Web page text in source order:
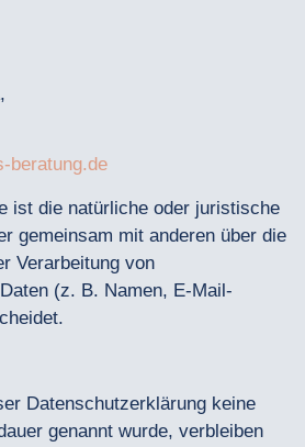
beratung.de
ist die natürliche oder juristische
gemeinsam mit anderen über die
Verarbeitung von
(z. B. Namen, E-Mail-
Datenschutzerklärung keine
genannt wurde, verbleiben